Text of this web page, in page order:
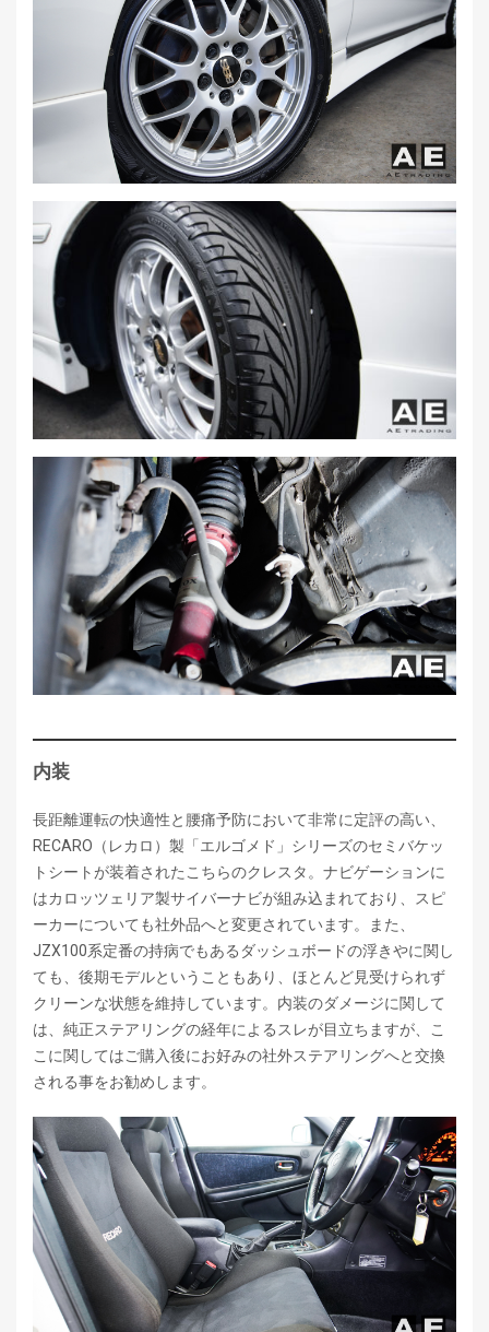
内装
長距離運転の快適性と腰痛予防において非常に定評の高い、
RECARO（レカロ）製「エルゴメド」シリーズのセミバケッ
トシートが装着されたこちらのクレスタ。ナビゲーションに
はカロッツェリア製サイバーナビが組み込まれており、スピ
ーカーについても社外品へと変更されています。また、
JZX100系定番の持病でもあるダッシュボードの浮きやに関し
ても、後期モデルということもあり、ほとんど見受けられず
クリーンな状態を維持しています。内装のダメージに関して
は、純正ステアリングの経年によるスレが目立ちますが、こ
こに関してはご購入後にお好みの社外ステアリングへと交換
される事をお勧めします。